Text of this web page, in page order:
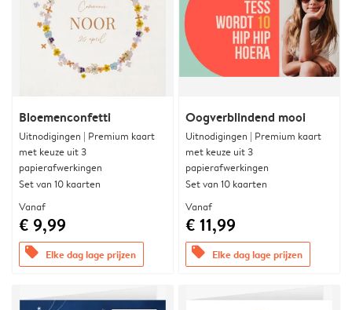
Bloemenconfetti
Uitnodigingen | Premium kaart
met keuze uit 3
papierafwerkingen
Set van 10 kaarten
Vanaf
€ 9,99
offers Elke dag lage prijzen
Oogverblindend mooi
Uitnodigingen | Premium kaart
met keuze uit 3
papierafwerkingen
Set van 10 kaarten
Vanaf
€ 11,99
offers Elke dag lage prijzen